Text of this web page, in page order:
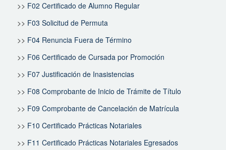
>> F02 Certificado de Alumno Regular
>> F03 Solicitud de Permuta
>> F04 Renuncia Fuera de Término
>> F06 Certificado de Cursada por Promoción
>> F07 Justificación de Inasistencias
>> F08 Comprobante de Inicio de Trámite de Título
>> F09 Comprobante de Cancelación de Matrícula
>> F10 Certificado Prácticas Notariales
>> F11 Certificado Prácticas Notariales Egresados